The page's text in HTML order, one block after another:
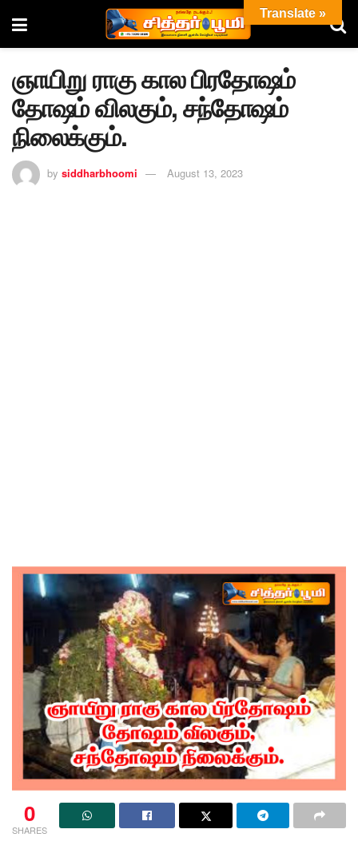
ஞாயிறு ராகு கால பிரதோஷம்
தோஷம் விலகும், சந்தோஷம்
நிலைக்கும்.
by siddharbhoomi August 13, 2023
0
SHARES
Translate »